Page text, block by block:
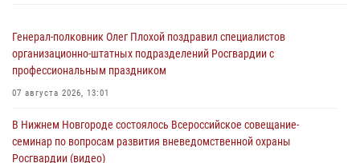
Генерал-полковник Олег Плохой поздравил специалистов
организационно-штатных подразделений Росгвардии с
профессиональным праздником
07 августа 2026, 13:01
В Нижнем Новгороде состоялось Всероссийское совещание-
семинар по вопросам развития вневедомственной охраны
Росгвардии (видео)